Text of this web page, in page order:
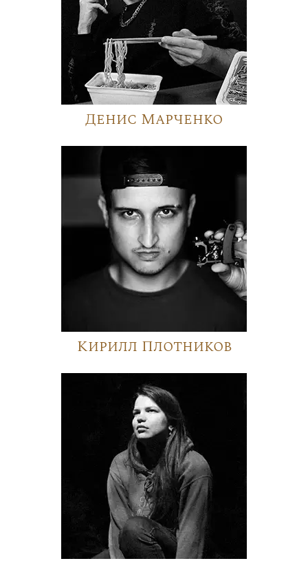
Денис Марченко
Кирилл Плотников